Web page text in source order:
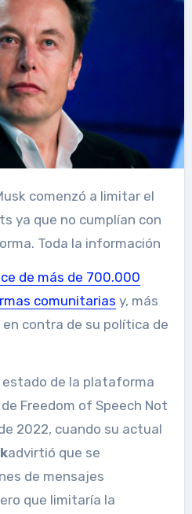
ya que no cumplían con
Toda la información
comunitarias y, más
contra de su política de
estado de la plataforma
Freedom of Speech Not
2022, cuando su actual
advirtió que se
de mensajes
que limitaría la